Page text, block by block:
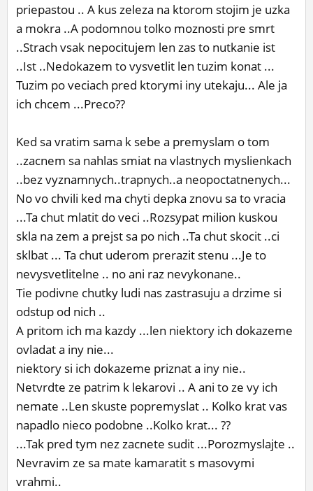
priepastou .. A kus zeleza na ktorom stojim je uzka
a mokra ..A podomnou tolko moznosti pre smrt
..Strach vsak nepocitujem len zas to nutkanie ist
..Ist ..Nedokazem to vysvetlit len tuzim konat ...
Tuzim po veciach pred ktorymi iny utekaju... Ale ja
ich chcem ...Preco??
Ked sa vratim sama k sebe a premyslam o tom
..zacnem sa nahlas smiat na vlastnych myslienkach
..bez vyznamnych..trapnych..a neopoctatnenych...
No vo chvili ked ma chyti depka znovu sa to vracia
...Ta chut mlatit do veci ..Rozsypat milion kuskou
skla na zem a prejst sa po nich ..Ta chut skocit ..ci
sklbat ... Ta chut uderom prerazit stenu ...Je to
nevysvetlitelne .. no ani raz nevykonane..
Tie podivne chutky ludi nas zastrasuju a drzime si
odstup od nich ..
A pritom ich ma kazdy ...len niektory ich dokazeme
ovladat a iny nie...
niektory si ich dokazeme priznat a iny nie..
Netvrdte ze patrim k lekarovi .. A ani to ze vy ich
nemate ..Len skuste popremyslat .. Kolko krat vas
napadlo nieco podobne ..Kolko krat... ??
...Tak pred tym nez zacnete sudit ...Porozmyslajte ..
Nevravim ze sa mate kamaratit s masovymi
vrahmi..